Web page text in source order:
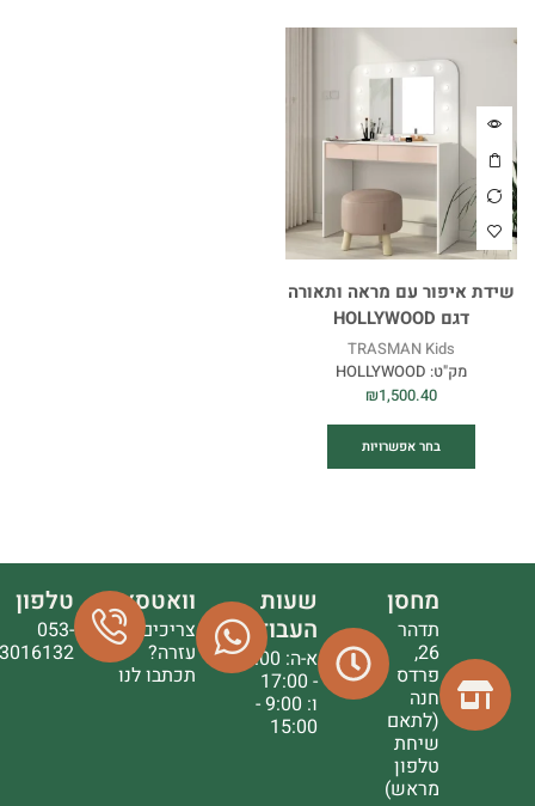
שידת איפור עם מראה ותאורה
דגם HOLLYWOOD
TRASMAN Kids
מק"ט: HOLLYWOOD
₪1,500.40
בחר אפשרויות
מחסן
תדהר
26,
פרדס
חנה
(לתאם
שיחת
טלפון
מראש)
שעות
העבודה
א-ה: 9:00
- 17:00
ו: 9:00 -
15:00
וואטסאפ
צריכים
עזרה?
תכתבו לנו
טלפון
053-
3016132